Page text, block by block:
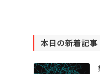
本日の新着記事